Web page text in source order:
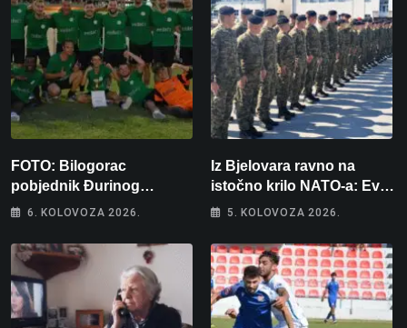
FOTO: Bilogorac
pobjednik Đurinog
memorijala
6. KOLOVOZA 2026.
Iz Bjelovara ravno na
istočno krilo NATO-a: Evo
kamo odlazi 82 hrvatska
5. KOLOVOZA 2026.